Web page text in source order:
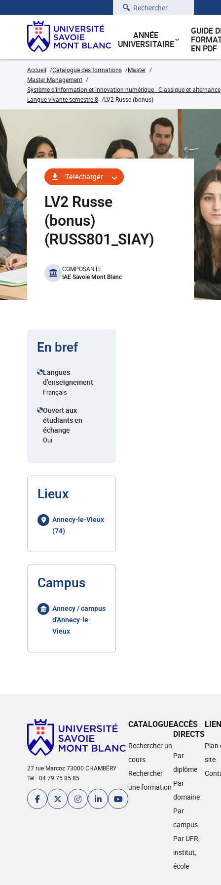
Rechercher
ANNÉE
UNIVERSITAIRE
GUIDE
EN PDF
Accueil Catalogue des formations
Master
Master Management
Système d'information et innovation numérique - Classique et alternance
Langue vivante semestre 8
LV2 Russe (bonus)
Télécharger
LV2 Russe
(bonus)
(RUSS801_SIAY)
benefits
COMPOSANTE
IAE Savoie Mont Blanc
En bref
Langues
d'enseignement
Français
Ouvert aux
étudiants en
échange
Oui
Lieux
Annecy-le-Vieux
(74)
Campus
Annecy / campus
d'Annecy-le-
Vieux
27 rue Marcoz 73000 CHAMBÉRY
Tél : 04 79 75 85 85
CATALOGUE
Rechercher un
cours
Rechercher
une formation
ACCÈS
DIRECTS
Par
diplôme
Par
domaine
Par
campus
Par UFR,
institut,
école
Plan
site